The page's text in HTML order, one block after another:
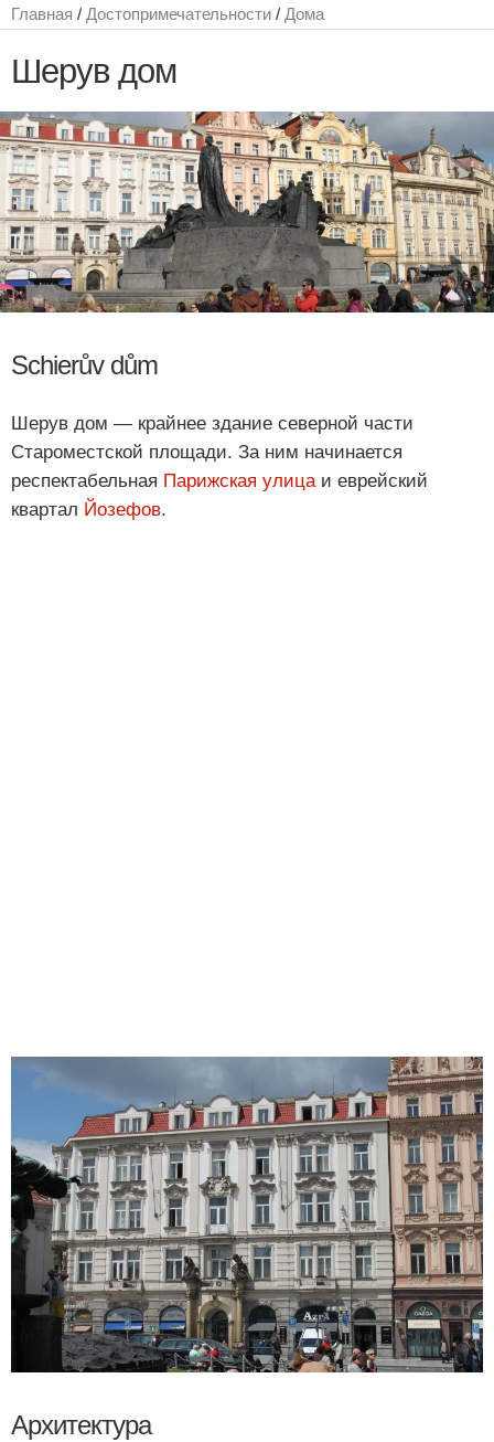
Главная / Достопримечательности / Дома
Шерув дом
Schierův dům
Шерув дом — крайнее здание северной части
Староместской площади. За ним начинается
респектабельная Парижская улицаи еврейский
квартал Йозефов.
Архитектура